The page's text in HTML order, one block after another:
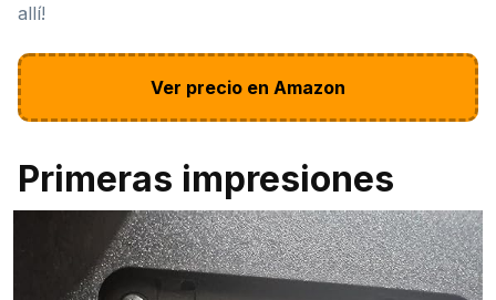
allí!
Ver precio en Amazon
Primeras impresiones